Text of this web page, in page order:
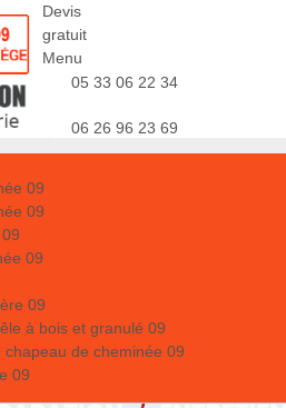
Devis
gratuit
Menu
05 33 06 22 34
06 26 96 23 69
09
09
09
09
à bois et granulé 09
de cheminée 09
09